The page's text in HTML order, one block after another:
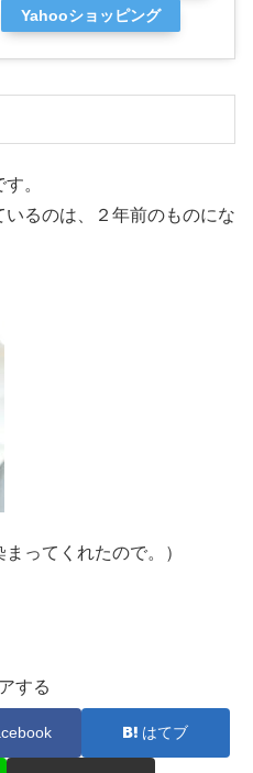
Yahooショッピング
。
るのは、２年前のものにな
ってくれたので。）
する
はてブ